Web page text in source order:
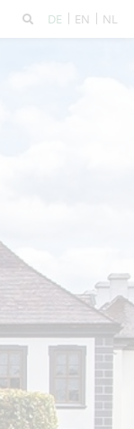
DE EN NL